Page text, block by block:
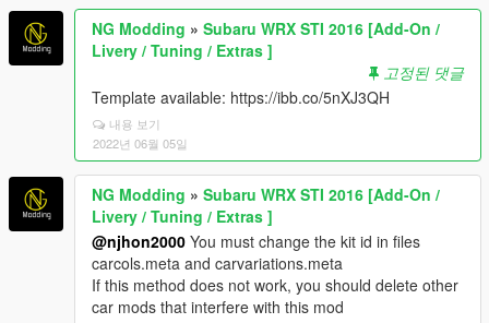
NG Modding » Subaru WRX STI 2016 [Add-On /
Livery / Tuning / Extras ]
고정된 댓글
Template available: https://ibb.co/5nXJ3QH
내용 보기
2022년 06월 05일
NG Modding » Subaru WRX STI 2016 [Add-On /
Livery / Tuning / Extras ]
@njhon2000 You must change the kit id in files
carcols.meta and carvariations.meta
If this method does not work, you should delete other
car mods that interfere with this mod